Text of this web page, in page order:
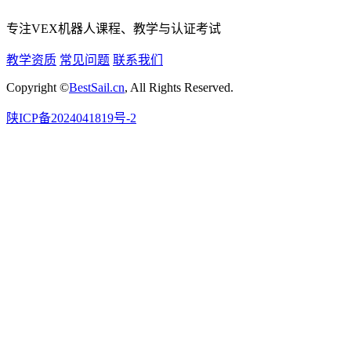
专注VEX机器人课程、教学与认证考试
教学资质 常见问题 联系我们
Copyright ©BestSail.cn, All Rights Reserved.
陕ICP备2024041819号-2